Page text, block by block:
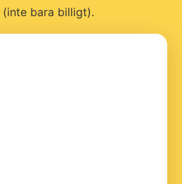
bara billigt).